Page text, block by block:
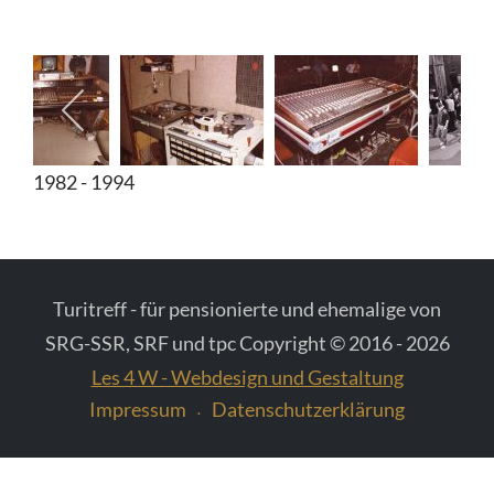
1982 - 1994
Turitreff - für pensionierte und ehemalige von
SRG-SSR, SRF und tpc Copyright © 2016 - 2026
Les 4 W - Webdesign und Gestaltung
Impressum
Datenschutzerklärung
Fotos vom Schweizer Fernsehen